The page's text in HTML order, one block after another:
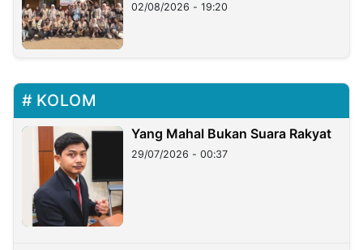
02/08/2026 - 19:20
KOLOM
Yang Mahal Bukan Suara Rakyat
29/07/2026 - 00:37